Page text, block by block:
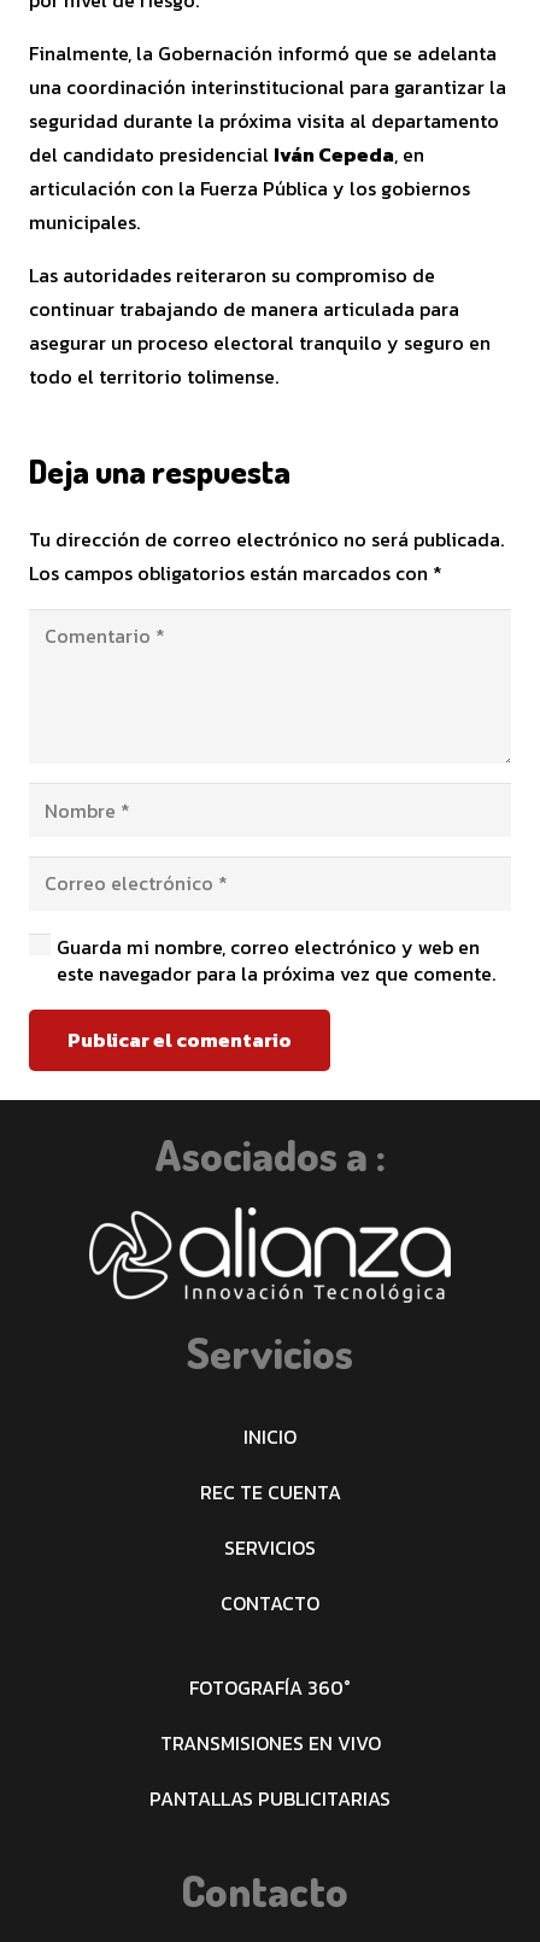
Finalmente, la Gobernación informó que se adelanta
una coordinación interinstitucional para garantizar la
seguridad durante la próxima visita al departamento
del candidato presidencial Iván Cepeda, en
articulación con la Fuerza Pública y los gobiernos
municipales.
Las autoridades reiteraron su compromiso de
continuar trabajando de manera articulada para
asegurar un proceso electoral tranquilo y seguro en
todo el territorio tolimense.
Deja una respuesta
Tu dirección de correo electrónico no será publicada.
Los campos obligatorios están marcados con *
Guarda mi nombre, correo electrónico y web en
este navegador para la próxima vez que comente.
Publicar el comentario
Asociados a :
Servicios
INICIO
REC TE CUENTA
SERVICIOS
CONTACTO
FOTOGRAFÍA 360°
TRANSMISIONES EN VIVO
PANTALLAS PUBLICITARIAS
Contacto